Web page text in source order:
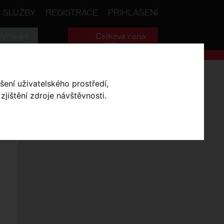
uživatelského prostředí,
zdroje návštěvnosti.
SLUŽBY REGISTRACE PŘIHLÁŠENÍ
Celková cena:
0,- Kč
SKLADEM V OLOMOUCI